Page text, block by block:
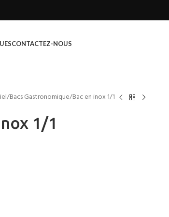
CONTACTEZ-NOUS
Bacs Gastronomique Bac en inox 1/1
1/1